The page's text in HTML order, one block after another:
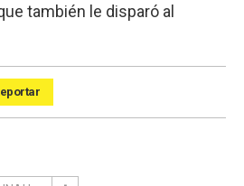
también le disparó al